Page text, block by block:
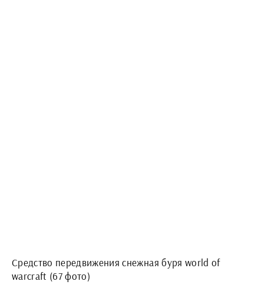
Средство передвижения снежная буря world of
warcraft (67 фото)